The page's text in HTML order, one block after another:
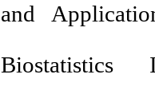
and
Biostatistics